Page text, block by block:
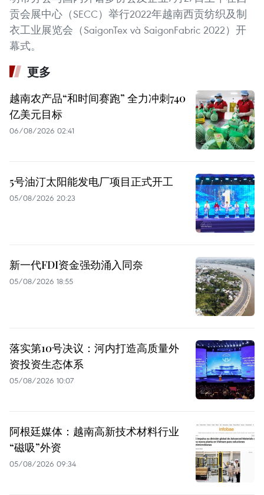
贡会展中心（SECC）举行2022年越南西贡纺织及制
衣工业展览会（SaigonTex và SaigonFabric 2022）开
幕式。
更多
越南农产品“和时间赛跑” 全力冲刺740
亿美元目标
06/08/2026 02:41
5号油汀太阳能发电厂项目正式开工
05/08/2026 20:23
新一代FDI资金强劲涌入同奈
05/08/2026 18:55
落实第10号决议：河内打造高质量外
资投资生态体系
05/08/2026 10:07
阿根廷媒体：越南高新技术材料行业
“磁吸”外资
05/08/2026 09:34